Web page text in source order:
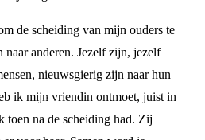
de scheiding van mijn ouders te
anderen. Jezelf zijn, jezelf
nieuwsgierig zijn naar hun
ik mijn vriendin ontmoet, juist in
toen na de scheiding had. Zij